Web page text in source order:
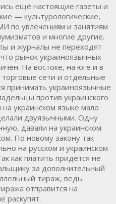
ещё настоящие газеты и
— культурологические,
по увлечениям и занятиям
и многие другие.
и журналы не переходят
рынок украиноязычных
На востоке, на юге и в
сети и отдельные
принимать украиноязычные
против украинского
украинском языке мало
двуязычными. Одну
давали на украинском
По новому закону так
на русском и украинском
как платить придётся не
за дополнительный
тираж, ведь
отправится на
раскупят.